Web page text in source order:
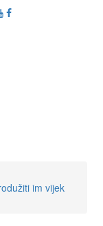
im vijek